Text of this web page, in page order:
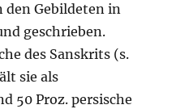
Gebildeten in
geschrieben.
des Sanskrits (s.
sie als
50 Proz. persische